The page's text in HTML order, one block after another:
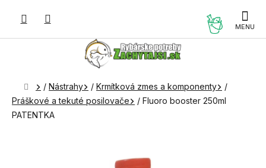
Domov
/ Nástrahy / Krmítková zmes a komponenty
/
Práškové a tekuté posilovače
/ Fluoro booster 250ml
PATENTKA